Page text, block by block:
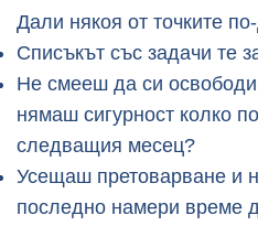
Дали някоя от точките
Списъкът със задачи те
Не смееш да си
нямаш сигурност колко
следващия месец?
Усещаш претоварване и
последно намери време